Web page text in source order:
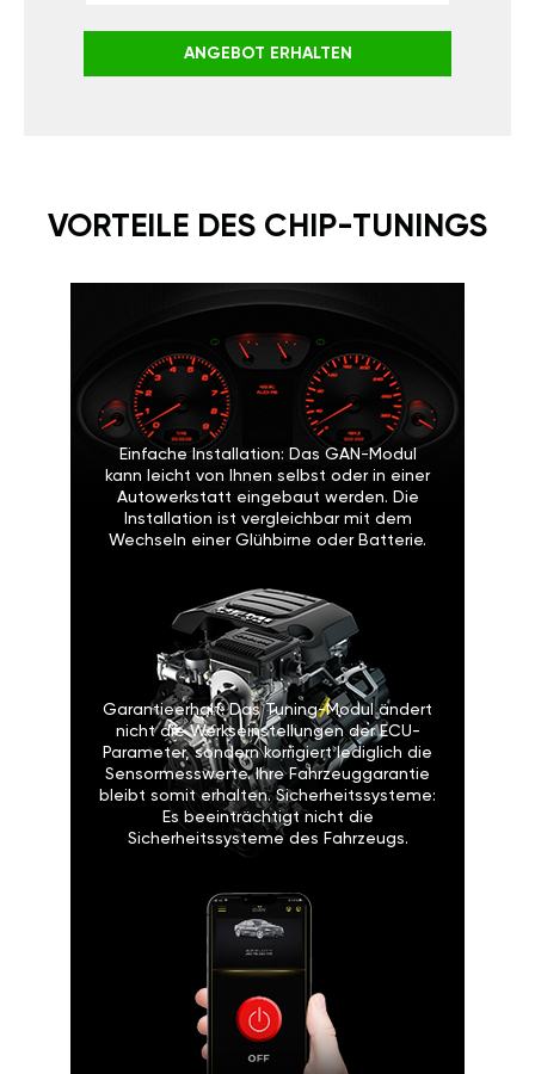
ANGEBOT ERHALTEN
VORTEILE DES CHIP-TUNINGS
Einfache Installation: Das GAN-Modul
kann leicht von Ihnen selbst oder in einer
Autowerkstatt eingebaut werden. Die
Installation ist vergleichbar mit dem
Wechseln einer Glühbirne oder Batterie.
Garantieerhalt: Das Tuning-Modul ändert
nicht die Werkseinstellungen der ECU-
Parameter, sondern korrigiert lediglich die
Sensormesswerte. Ihre Fahrzeuggarantie
bleibt somit erhalten. Sicherheitssysteme:
Es beeinträchtigt nicht die
Sicherheitssysteme des Fahrzeugs.